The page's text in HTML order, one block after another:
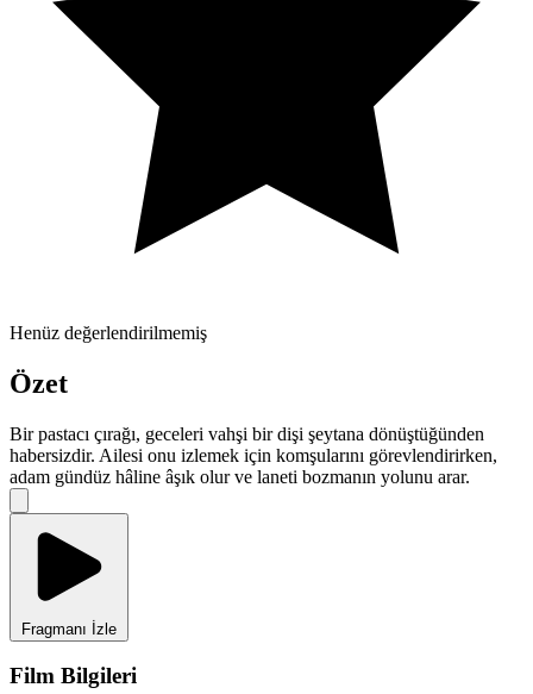
Henüz değerlendirilmemiş
Özet
Bir pastacı çırağı, geceleri vahşi bir dişi şeytana dönüştüğünden
habersizdir. Ailesi onu izlemek için komşularını görevlendirirken,
adam gündüz hâline âşık olur ve laneti bozmanın yolunu arar.
Fragmanı İzle
Film Bilgileri